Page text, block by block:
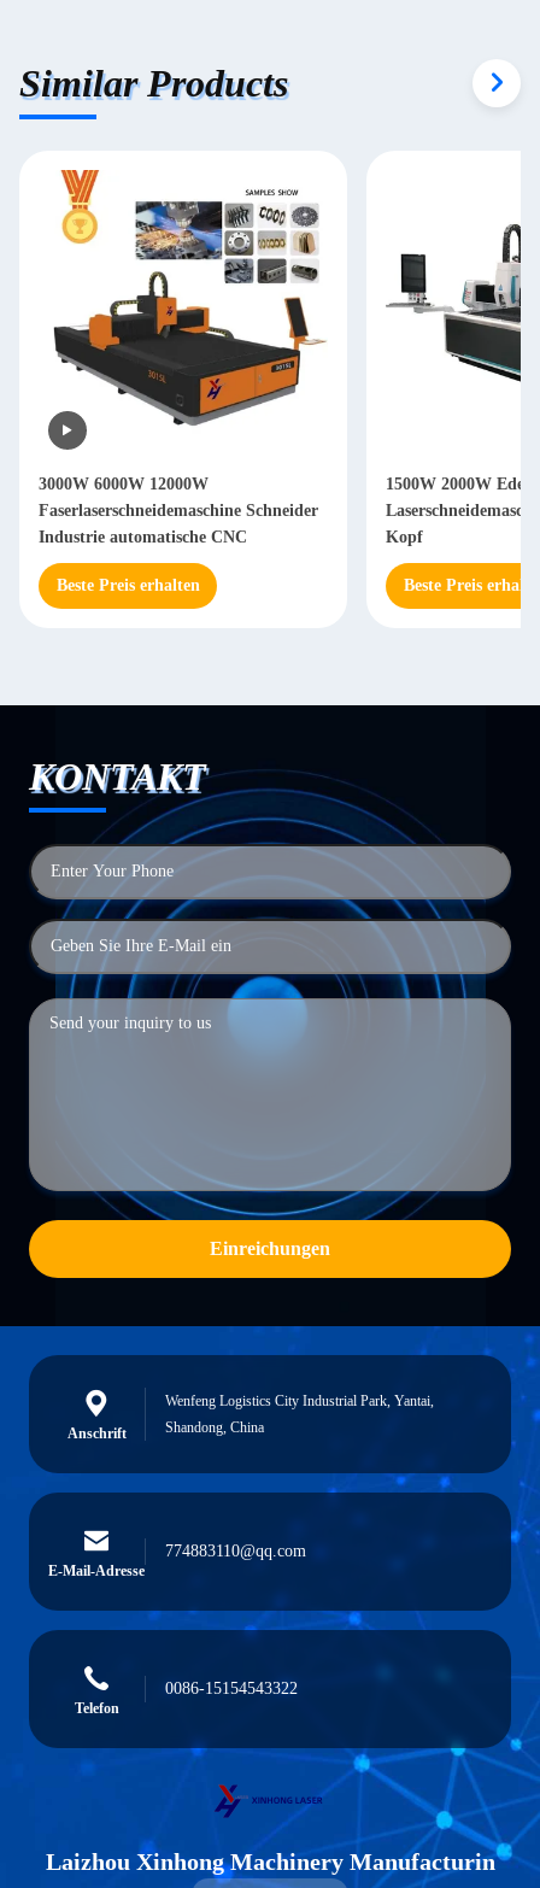
Similar Products
3000W 6000W 12000W
Faserlaserschneidemaschine Schneider
Industrie automatische CNC
Beste Preis erhalten
1500W 2000W
Kopf
Beste Preis
KONTAKT
Einreichungen
Anschrift
Wenfeng Logistics City Industrial Park, Yantai,
Shandong, China
E-Mail-Adresse
774883110@qq.com
Telefon
0086-15154543322
Laizhou Xinhong Machinery Manufacturin